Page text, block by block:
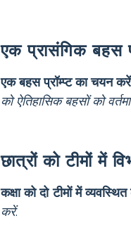
एक प्रासंगिक बहस
एक बहस प्रॉम्प्ट का चयन करें
को ऐतिहासिक बहसों को
छात्रों को टीमों में
कक्षा को दो टीमों में
करें.